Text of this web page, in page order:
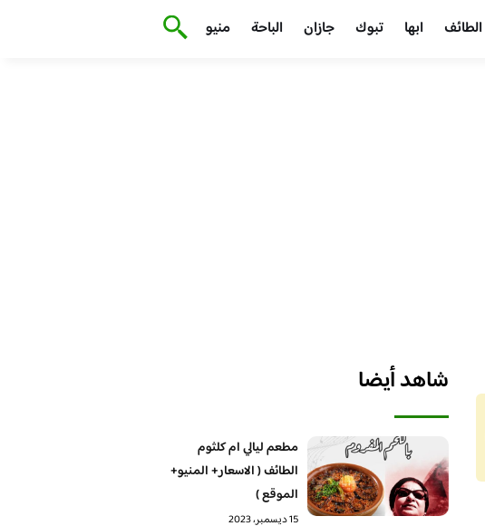
الطائف ابها تبوك جازان الباحة منيو
شاهد أيضا
مطعم ليالي ام كلثوم
الطائف ( الاسعار+ المنيو+
الموقع )
15 ديسمبر، 2023